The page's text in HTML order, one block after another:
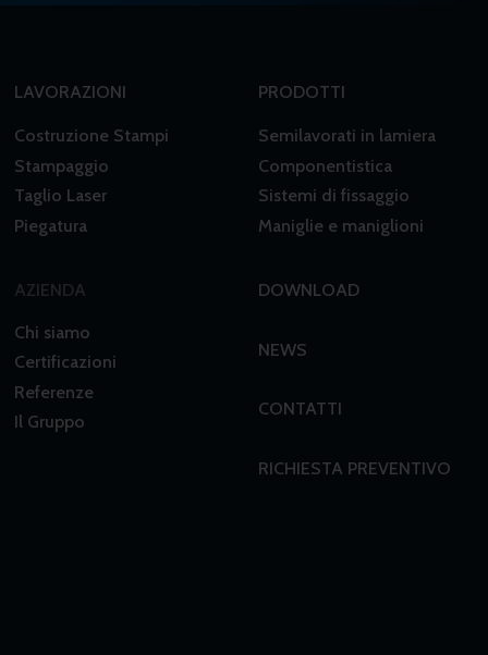
LAVORAZIONI
Costruzione Stampi
Stampaggio
Taglio Laser
Piegatura
PRODOTTI
Semilavorati in lamiera
Componentistica
Sistemi di fissaggio
Maniglie e maniglioni
AZIENDA
Chi siamo
Certificazioni
Referenze
Il Gruppo
DOWNLOAD
NEWS
CONTATTI
RICHIESTA PREVENTIVO